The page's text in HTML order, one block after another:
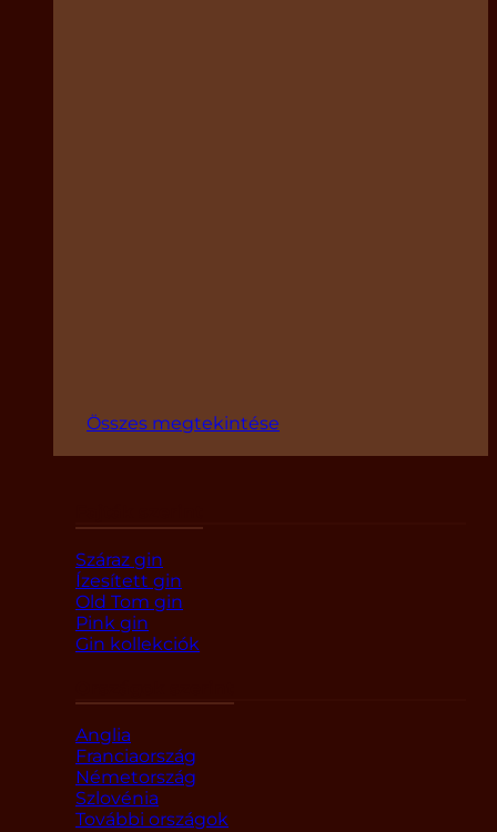
Összes megtekintése
Száraz gin
Ízesített gin
Old Tom gin
Pink gin
Gin kollekciók
Anglia
Franciaország
Németország
Szlovénia
További országok